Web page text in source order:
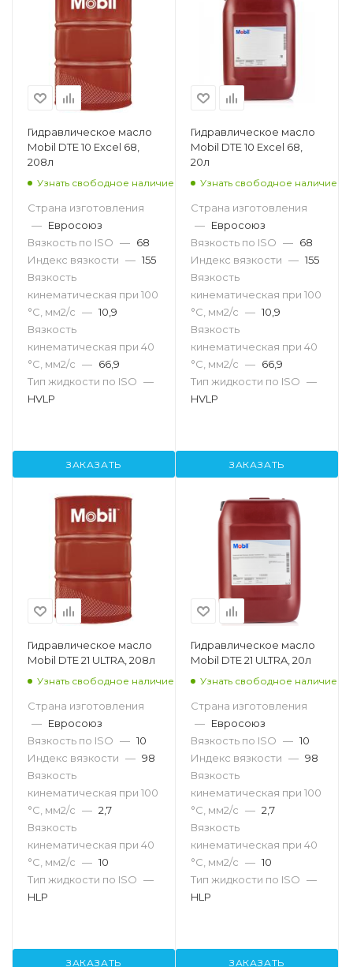
Гидравлическое масло
Mobil DTE 10 Excel 68,
208л
Узнать свободное наличие
Страна изготовления
— Евросоюз
Вязкость по ISO — 68
Индекс вязкости — 155
Вязкость
кинематическая при 100
°С, мм2/с — 10,9
Вязкость
кинематическая при 40
°С, мм2/с — 66,9
Тип жидкости по ISO —
HVLP
ЗАКАЗАТЬ
Гидравлическое масло
Mobil DTE 10 Excel 68,
20л
Узнать свободное наличие
Страна изготовления
— Евросоюз
Вязкость по ISO — 68
Индекс вязкости — 155
Вязкость
кинематическая при 100
°С, мм2/с — 10,9
Вязкость
кинематическая при 40
°С, мм2/с — 66,9
Тип жидкости по ISO —
HVLP
ЗАКАЗАТЬ
Гидравлическое масло
Mobil DTE 21 ULTRA, 208л
Узнать свободное наличие
Страна изготовления
— Евросоюз
Вязкость по ISO — 10
Индекс вязкости — 98
Вязкость
кинематическая при 100
°С, мм2/с — 2,7
Вязкость
кинематическая при 40
°С, мм2/с — 10
Тип жидкости по ISO —
HLP
ЗАКАЗАТЬ
Гидравлическое масло
Mobil DTE 21 ULTRA, 20л
Узнать свободное наличие
Страна изготовления
— Евросоюз
Вязкость по ISO — 10
Индекс вязкости — 98
Вязкость
кинематическая при 100
°С, мм2/с — 2,7
Вязкость
кинематическая при 40
°С, мм2/с — 10
Тип жидкости по ISO —
HLP
ЗАКАЗАТЬ